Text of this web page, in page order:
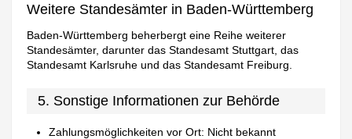
Weitere Standesämter in Baden-Württemberg
Baden-Württemberg beherbergt eine Reihe weiterer
Standesämter, darunter das Standesamt Stuttgart, das
Standesamt Karlsruhe und das Standesamt Freiburg.
5. Sonstige Informationen zur Behörde
Zahlungsmöglichkeiten vor Ort: Nicht bekannt